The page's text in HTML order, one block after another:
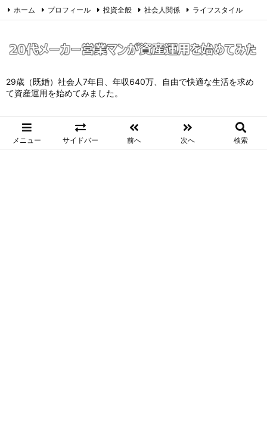
29歳（既婚）社会人7年目、年収640万、自由で快適な生活を求め
て資産運用を始めてみました。
メニュー サイドバー 前へ 次へ 検索
ホーム プロフィール 投資全般 社会人関係 ライフスタイル
Feedly